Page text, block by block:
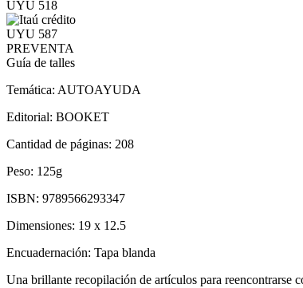
UYU 518
UYU 587
PREVENTA
Guía de talles
Temática: AUTOAYUDA
Editorial: BOOKET
Cantidad de páginas: 208
Peso: 125g
ISBN: 9789566293347
Dimensiones: 19 x 12.5
Encuadernación: Tapa blanda
Una brillante recopilación de artículos para reencontrarse